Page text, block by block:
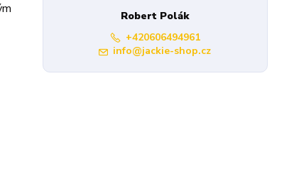
Robert Polák
+420606494961
info@jackie-shop.cz